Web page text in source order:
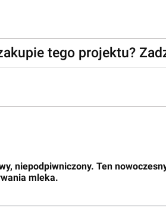
tego projektu?
niepodpiwniczony. Ten
mleka.